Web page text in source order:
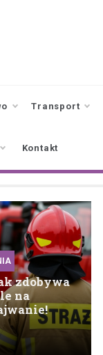
Transport
Kontakt
zdobywa
na